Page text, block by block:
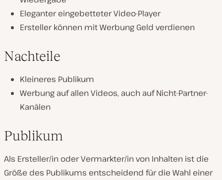
Eleganter eingebetteter Video-Player
Ersteller können mit Werbung Geld verdienen
Nachteile
Kleineres Publikum
Werbung auf allen Videos, auch auf Nicht-Partner-
Kanälen
Publikum
Als Ersteller/in oder Vermarkter/in von Inhalten ist die
Größe des Publikums entscheidend für die Wahl einer